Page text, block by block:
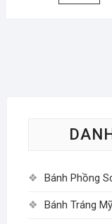
Bánh Phồng
Bánh Tráng